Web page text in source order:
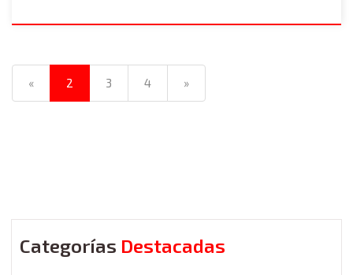
« 2 3 4 »
Categorías Destacadas